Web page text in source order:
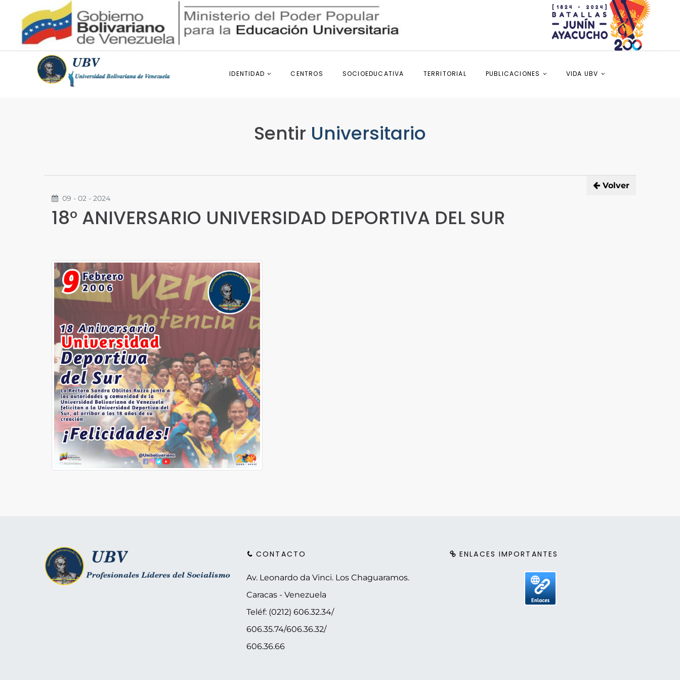
IDENTIDAD CENTROS SOCIOEDUCATIVA TERRITORIAL PUBLICACIONES VIDA UBV
Sentir Universitario
Volver
09 - 02 - 2024
18° ANIVERSARIO UNIVERSIDAD DEPORTIVA DEL SUR
CONTACTO
Av. Leonardo da Vinci. Los Chaguaramos.
Caracas - Venezuela
Teléf: (0212) 606.32.34/
606.35.74/606.36.32/
606.36.66
ENLACES IMPORTANTES